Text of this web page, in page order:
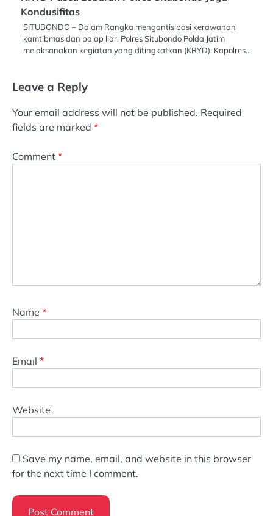
Kondusifitas
SITUBONDO – Dalam Rangka mengantisipasi kerawanan
kamtibmas dan balap liar, Polres Situbondo Polda Jatim
melaksanakan kegiatan yang ditingkatkan (KRYD). Kapolres…
Leave a Reply
Your email address will not be published. Required
fields are marked *
Comment *
Name *
Email *
Website
Save my name, email, and website in this browser
for the next time I comment.